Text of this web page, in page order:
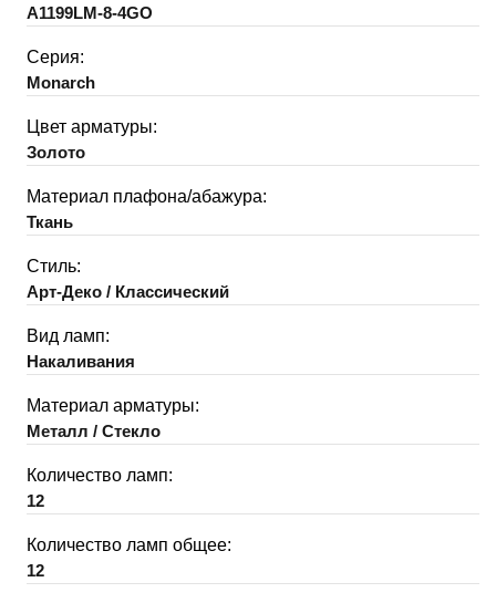
A1199LM-8-4GO
Серия:
Monarch
Цвет арматуры:
Золото
Материал плафона/абажура:
Ткань
Стиль:
Арт-Деко / Классический
Вид ламп:
Накаливания
Материал арматуры:
Металл / Стекло
Количество ламп:
12
Количество ламп общее:
12